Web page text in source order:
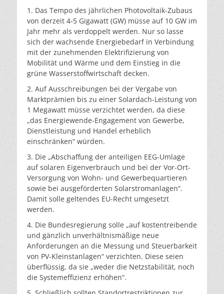
1. Das Tempo des jährlichen Photovoltaik-Zubaus
von derzeit 4-5 Gigawatt (GW) müsse auf 10 GW im
Jahr mehr als verdoppelt werden. Nur so lasse
sich der wachsende Energiebedarf in Verbindung
mit der zunehmenden Elektrifizierung von
Mobilität und Wärme und dem Einstieg in die
grüne Wasserstoffwirtschaft decken.
2. Auf Ausschreibungen bei der Vergabe von
Marktprämien bis zu einer Solardach-Leistung von
1 Megawatt müsse verzichtet werden, da diese
„das Energiewende-Engagement von Gewerbe,
Dienstleistung und Handel erheblich
einschränken“ würden.
3. Die „Abschaffung der anteiligen EEG-Umlage
auf solaren Eigenverbrauch und bei der Vor-Ort-
Versorgung von Wohn- und Gewerbequartieren
sowie bei ausgeförderten Solarstromanlagen“.
Damit solle geltendes EU-Recht umgesetzt
werden.
4. Die Bundesregierung solle „auf kostentreibende
und gänzlich unverhältnismäßige neue
Anforderungen an die Messung und Steuerbarkeit
von PV-Kleinstanlagen“ verzichten. Diese seien
überflüssig, da sie „weder die Netzstabilität, noch
die Systemeffizienz erhöhen“.